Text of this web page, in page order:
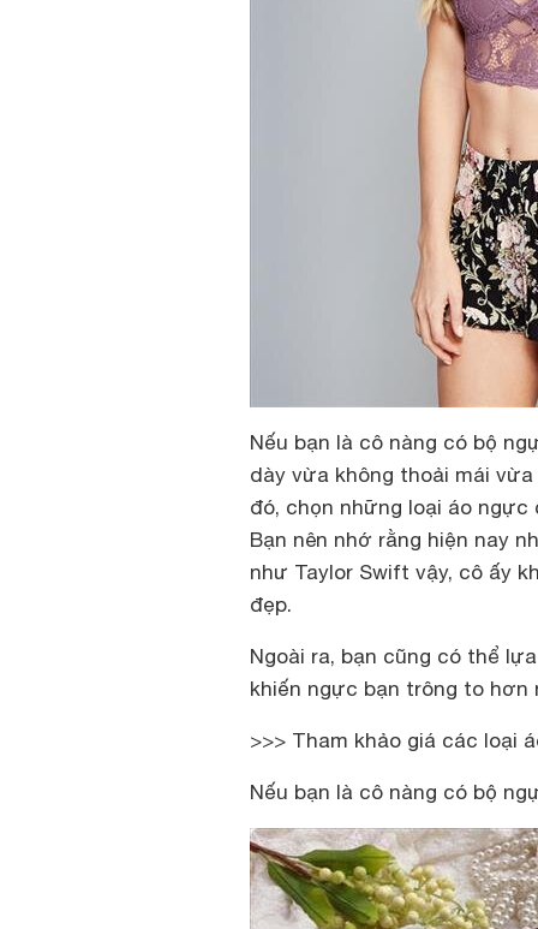
Nếu bạn là cô nàng có bộ
dày vừa không thoải mái vừa
đó, chọn những loại áo
Bạn nên nhớ rằng hiện nay
như Taylor Swift vậy, cô ấy
đẹp.
Ngoài ra, bạn cũng có thể
khiến ngực bạn trông to
>>> Tham khảo giá các loại
Nếu bạn là cô nàng có bộ